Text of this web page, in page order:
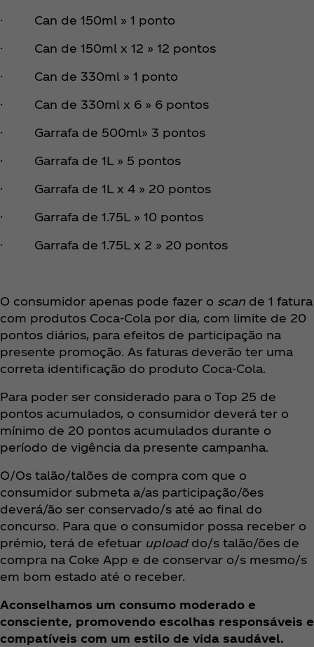
· Can de 150ml » 1 ponto
· Can de 150ml x 12 » 12 pontos
· Can de 330ml » 1 ponto
· Can de 330ml x 6 » 6 pontos
· Garrafa de 500ml» 3 pontos
· Garrafa de 1L » 5 pontos
· Garrafa de 1L x 4 » 20 pontos
· Garrafa de 1.75L » 10 pontos
· Garrafa de 1.75L x 2 » 20 pontos
O consumidor apenas pode fazer o scan de 1 fatura
com produtos Coca‑Cola por dia, com limite de 20
pontos diários, para efeitos de participação na
presente promoção. As faturas deverão ter uma
correta identificação do produto Coca‑Cola.
Para poder ser considerado para o Top 25 de
pontos acumulados, o consumidor deverá ter o
mínimo de 20 pontos acumulados durante o
período de vigência da presente campanha.
O/Os talão/talões de compra com que o
consumidor submeta a/as participação/ões
deverá/ão ser conservado/s até ao final do
concurso. Para que o consumidor possa receber o
prémio, terá de efetuar upload do/s talão/ões de
compra na Coke App e de conservar o/s mesmo/s
em bom estado até o receber.
Aconselhamos um consumo moderado e
consciente, promovendo escolhas responsáveis e
compatíveis com um estilo de vida saudável.